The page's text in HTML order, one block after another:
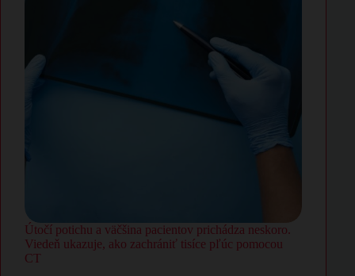
Útočí potichu a väčšina pacientov prichádza neskoro.
Viedeň ukazuje, ako zachrániť tisíce pľúc pomocou
CT